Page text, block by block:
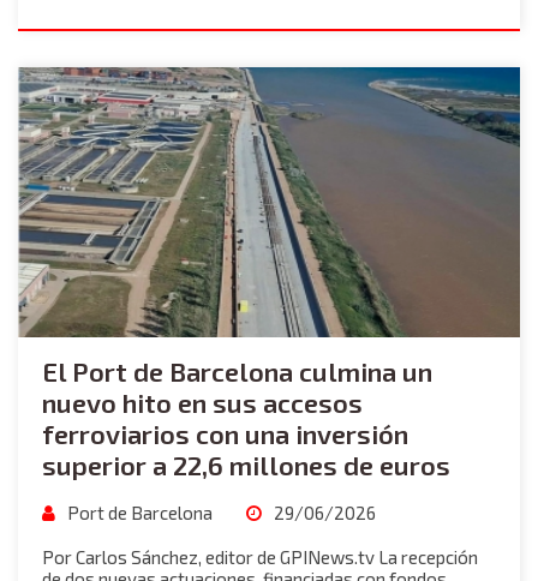
El Port de Barcelona culmina un
nuevo hito en sus accesos
ferroviarios con una inversión
superior a 22,6 millones de euros
Port de Barcelona 29/06/2026
Por Carlos Sánchez, editor de GPINews.tv La recepción